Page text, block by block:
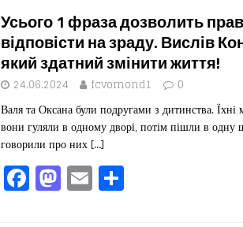
e
b
o
o
k
o
d
o
n
l ит
ис
я
Усього 1 фраза дозволить
відповісти на зраду. Вислів
який здатний змінити життя!
24.06.2024 fcvomond1 0
Валя та Оксана були подругами з дитинства. Їхні
вони гуляли в одному дворі, потім пішли в одну
говорили про них […]
F
a
M
a
E
m